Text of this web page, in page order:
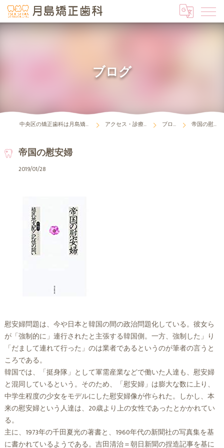
ブログ
中央区の矯正歯科は月島矯正歯科 アクセス・診療時間 ブログ 帝国の慰安婦
帝国の慰安婦
2019/01/28
慰安婦問題は、今や日本と韓国の間の政治問題化している。彼女ら
が「強制的に」連行されたと主張する韓国側。一方、強制した」り
「だまして連れて行った」のは業者であるというのが筆者の言うと
ころである。
韓国では、「挺身隊」として軍需産業などで働いた人達も、慰安婦
と混同しているという。そのため、「慰安婦」は膨大な数に上り、
中学生程度の少女をモデルにした慰安婦像が作られた。しかし、本
来の慰安婦という人達は、20歳より上の女性であったとかかれてい
る。
主に、1973年の千田夏光の著書と、1960年代の新聞社の写真集を基
に書かれているようである。吉田清治＝朝日新聞の捏造記事を基に